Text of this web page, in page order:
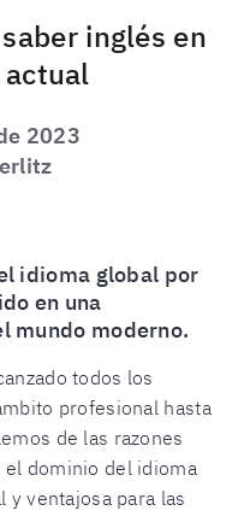
inglés en
2023
idioma global por
en una
mundo moderno.
todos los
profesional hasta
de las razones
dominio del idioma
y ventajosa para las